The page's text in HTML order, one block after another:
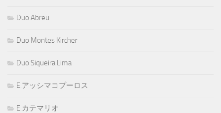
Duo Abreu
Duo Montes Kircher
Duo Siqueira Lima
E.アッシマコプーロス
E.カテマリオ